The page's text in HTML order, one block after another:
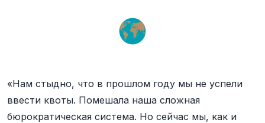
«Нам стыдно, что в прошлом году мы не успели
ввести квоты. Помешала наша сложная
бюрократическая система. Но сейчас мы, как и